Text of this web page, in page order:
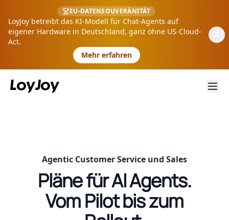
EU-DATENSOUVERÄNITÄT
LoyJoy betreibt das KI-Modell für Chat-Agents auf
eigener Hardware in Deutschland, ganz ohne US-Cloud-
Act.
Mehr erfahren
Agentic Customer Service und Sales
Pläne für AI Agents.
Vom Pilot bis zum